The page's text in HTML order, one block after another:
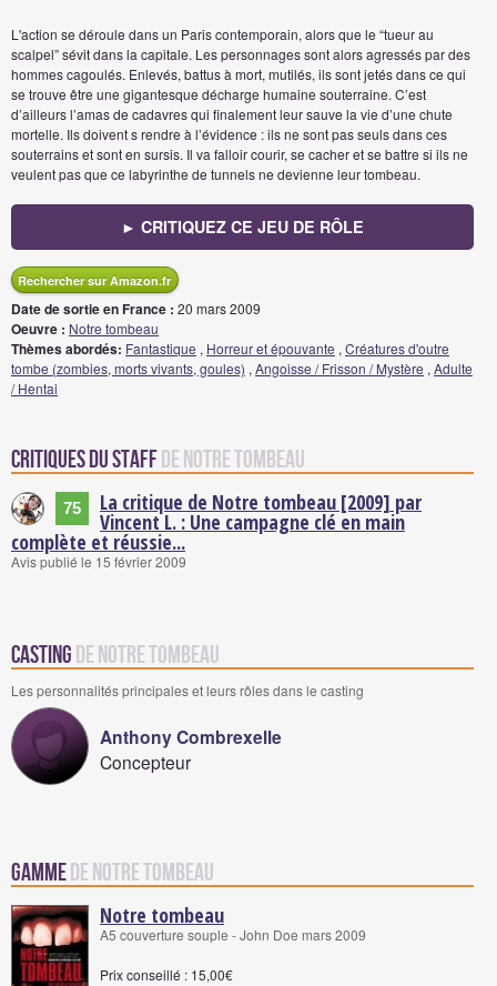
L'action se déroule dans un Paris contemporain, alors que le “tueur au
scalpel” sévit dans la capitale. Les personnages sont alors agressés par des
hommes cagoulés. Enlevés, battus à mort, mutilés, ils sont jetés dans ce qui
se trouve être une gigantesque décharge humaine souterraine. C’est
d’ailleurs l’amas de cadavres qui finalement leur sauve la vie d’une chute
mortelle. Ils doivent s rendre à l’évidence : ils ne sont pas seuls dans ces
souterrains et sont en sursis. Il va falloir courir, se cacher et se battre si ils ne
veulent pas que ce labyrinthe de tunnels ne devienne leur tombeau.
► CRITIQUEZ CE JEU DE RÔLE
Rechercher sur Amazon.fr
Date de sortie en France : 20 mars 2009
Oeuvre : Notre tombeau
Thèmes abordés: Fantastique , Horreur et épouvante , Créatures d'outre
tombe (zombies, morts vivants, goules) , Angoisse / Frisson / Mystère , Adulte
/ Hentai
Critiques du staffde Notre tombeau
75 La critique de Notre tombeau [2009] par
Vincent L. : Une campagne clé en main
complète et réussie...
Avis publié le 15 février 2009
Casting de Notre tombeau
Les personnalités principales et leurs rôles dans le casting
Anthony Combrexelle
Concepteur
Gammede Notre tombeau
Notre tombeau
A5 couverture souple - John Doe mars 2009
Prix conseillé : 15,00€